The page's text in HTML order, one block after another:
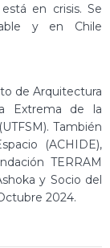
en crisis. Se
y en Chile
de Arquitectura
Extrema de la
También
(ACHIDE),
TERRAM
y Socio del
2024.